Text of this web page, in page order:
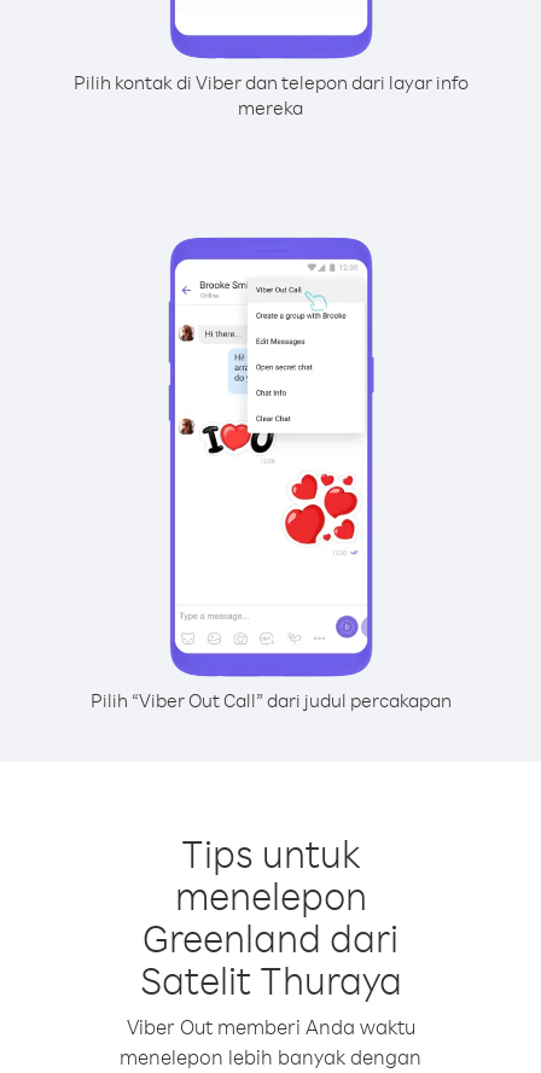
Pilih kontak di Viber dan telepon dari layar info
mereka
Pilih “Viber Out Call” dari judul percakapan
Tips untuk
menelepon
Greenland dari
Satelit Thuraya
Viber Out memberi Anda waktu
menelepon lebih banyak dengan